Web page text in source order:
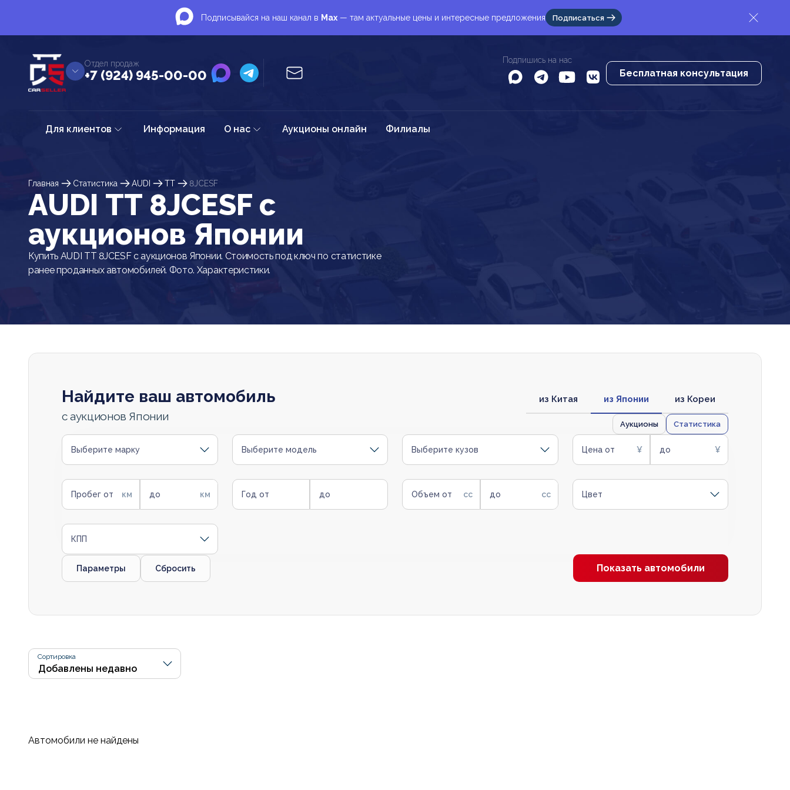
Подписывайся на наш канал в Max — там актуальные цены и интересные предложения Подписаться
Отдел продаж
+7 (924) 945-00-00
Подпишись на нас
Бесплатная консультация
Для клиентов Информация О нас Аукционы онлайн Филиалы
Главная Статистика AUDI TT 8JCESF
AUDI TT 8JCESF c
аукционов Японии
Купить AUDI TT 8JCESF с аукционов Японии. Стоимость под ключ по статистике
ранее проданных автомобилей. Фото. Характеристики.
Найдите ваш автомобиль
с аукционов Японии
из Китая из Японии из Кореи
Аукционы Статистика
Выберите марку Выберите модель Выберите кузов Цена от до
Пробег от до Год от до Объем от до Цвет
КПП
Параметры Сбросить Показать автомобили
Сортировка
Автомобили не найдены